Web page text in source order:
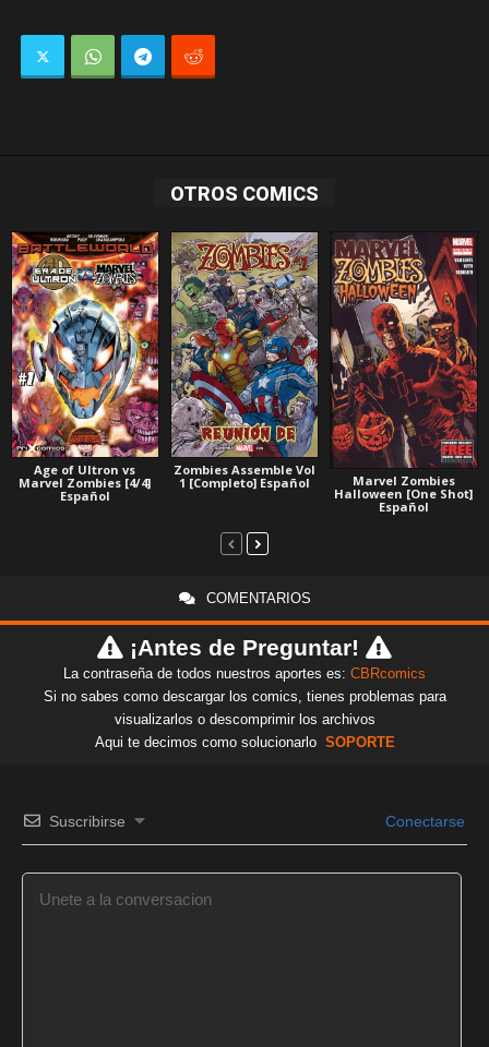
OTROS COMICS
Age of Ultron vs
Marvel Zombies [4/4]
Español
Zombies Assemble Vol
1 [Completo] Español
Marvel Zombies
Halloween [One Shot]
Español
COMENTARIOS
¡Antes de Preguntar!
La contraseña de todos nuestros aportes es: CBRcomics
Si no sabes como descargar los comics, tienes problemas para
visualizarlos o descomprimir los archivos
Aqui te decimos como solucionarlo SOPORTE
Suscribirse Conectarse